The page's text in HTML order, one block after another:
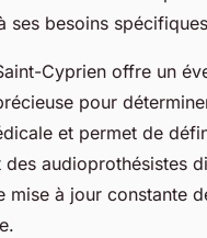
ses besoins
Cyprien offre un
pour
et permet de
des audioprothésistes
mise à jour constante